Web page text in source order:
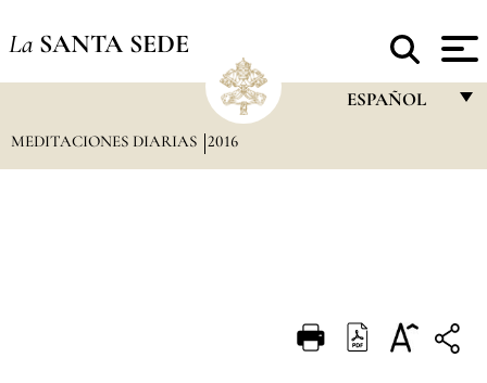
La SANTA SEDE
ESPAÑOL
DEUTSCH
MEDITACIONES DIARIAS 2016